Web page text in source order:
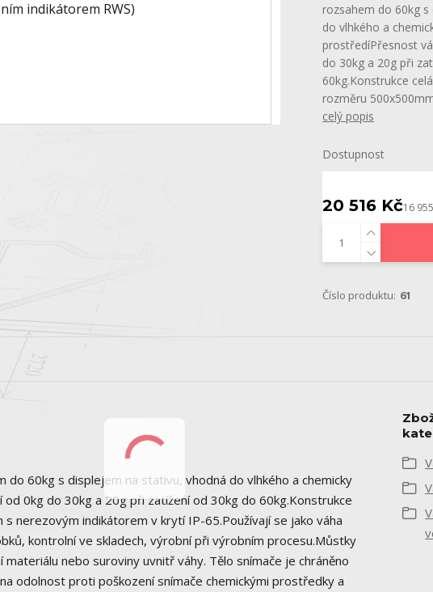
rozsahem do 60kg
do vlhkého a
prostředíPřesnost
do 30kg a 20g při
60kg.Konstrukce
rozměru
celý popis
Dostupnost
20 516 Kč16
Číslo produktu: 61
60kg s displejem na stativu, vhodná do vlhkého a chemicky
0kg do 30kg a 20g při zatížení od 30kg do 60kg.Konstrukce
nerezovým indikátorem v krytí IP-65.Používají se jako váha
kontrolní ve skladech, výrobní při výrobním procesu.Můstky
nebo suroviny uvnitř váhy. Tělo snímače je chráněno
odolnost proti poškození snímače chemickými prostředky a